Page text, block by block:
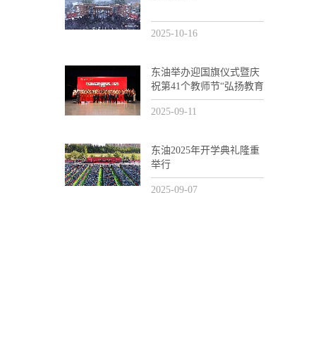
2025-10-16
东油举办迎国旗仪式暨庆
祝第41个教师节“弘扬教育
家精神和劳模精神劳动精
神工匠精神”主题活动
2025-09-11
东油2025年开学典礼隆重
举行
2025-09-07